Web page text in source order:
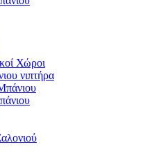
Χώροι
νιπτήρα